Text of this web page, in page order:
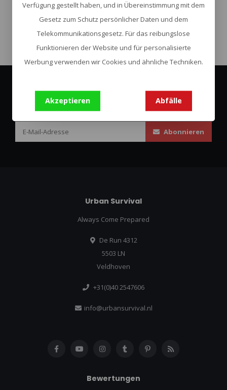
glock holster(56)
Abonnieren Sie unseren Newsletter
Bleibe auf dem Laufenden mit unseren Newsletter-Angeboten
Abonnieren
Urban Survival
Always Come Prepared
De Run 4312
5503 LN
Veldhoven
+31(0)40 2547606
info@urbansurvival.nl
Bewertungen
Verfügung gestellt haben, und in Übereinstimmung mit dem
Gesetz zum Schutz persönlicher Daten und dem
Telekommunikationsgesetz. Für das reibungslose
Funktionieren der Website und für personalisierte
Werbung verwenden wir Cookies und ähnliche Techniken.
Akzeptieren Abfälle